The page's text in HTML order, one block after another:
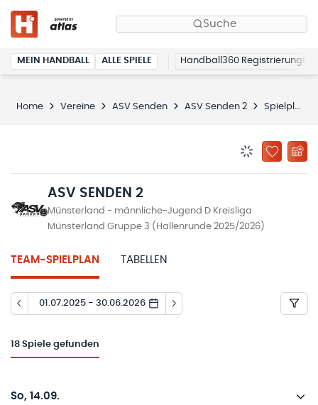
Suche
MEIN HANDBALL ALLE SPIELE Handball360 Registrierung
Home Vereine ASV Senden ASV Senden 2 Spielplan
ZU
ASV SENDEN 2
Münsterland - männliche-Jugend D Kreisliga
Münsterland Gruppe 3 (Hallenrunde 2025/2026)
TEAM-SPIELPLAN TABELLEN
01.07.2025 - 30.06.2026
18 Spiele gefunden
So, 14.09.